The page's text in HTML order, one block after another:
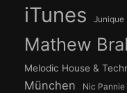
iTunes Junique
Mathew
Melodic House &
München Nic